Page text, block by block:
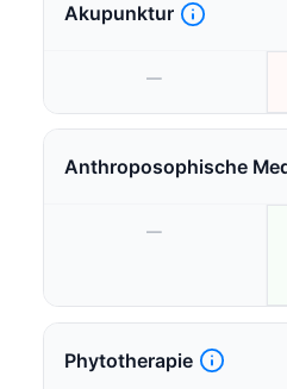
Akupunktur
—
Anthroposophische
—
Phytotherapie